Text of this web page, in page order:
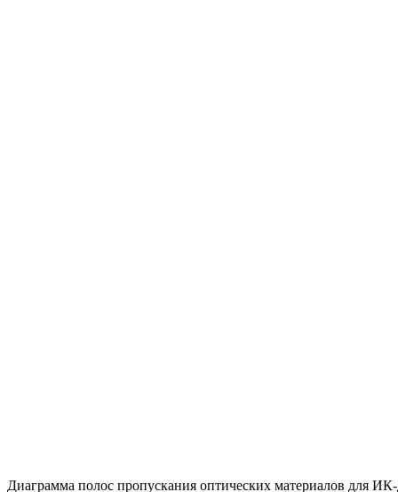
Диаграмма полос пропускания оптических материалов для